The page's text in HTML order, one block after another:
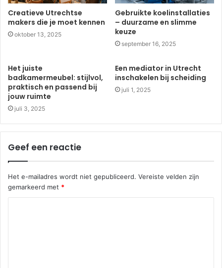
Creatieve Utrechtse
makers die je moet kennen
oktober 13, 2025
Gebruikte koelinstallaties
– duurzame en slimme
keuze
september 16, 2025
Het juiste
badkamermeubel: stijlvol,
praktisch en passend bij
jouw ruimte
juli 3, 2025
Een mediator in Utrecht
inschakelen bij scheiding
juli 1, 2025
Geef een reactie
Het e-mailadres wordt niet gepubliceerd. Vereiste velden zijn
gemarkeerd met *